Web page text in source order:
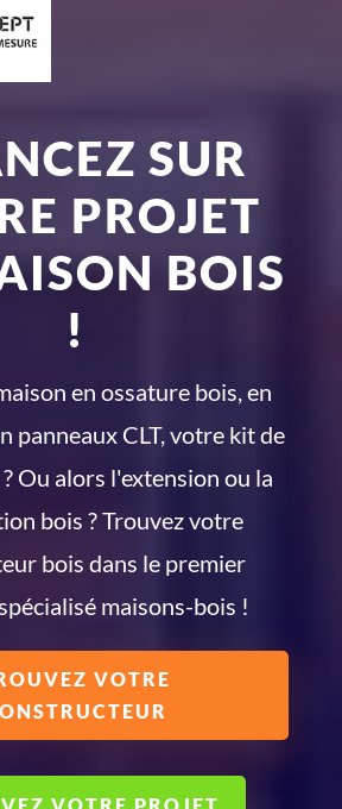
SUR
PROJET
BOIS
!
en ossature bois, en
panneaux CLT, votre kit de
Ou alors l'extension ou la
bois ? Trouvez votre
bois dans le premier
maisons-bois !
VOTRE